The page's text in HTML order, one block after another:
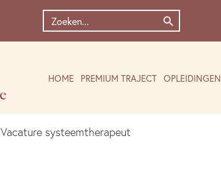
Zoek
naar:
Zoekknop
HOME PREMIUM TRAJECT OPLEIDINGEN
Vacature systeemtherapeut